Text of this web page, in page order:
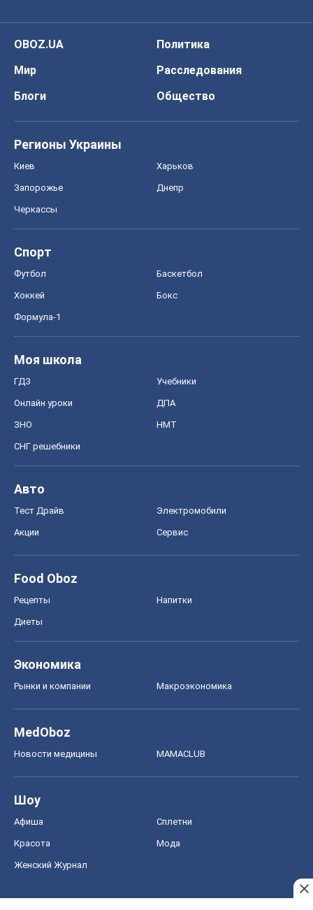
OBOZ.UA
Политика
Мир
Расследования
Блоги
Общество
Регионы Украины
Киев Харьков
Запорожье Днепр
Черкассы
Спорт
Футбол Баскетбол
Хоккей Бокс
Формула-1
Моя школа
ГДЗ Учебники
Онлайн уроки ДПА
ЗНО НМТ
СНГ решебники
Авто
Тест Драйв Электромобили
Акции Сервис
Food Oboz
Рецепты Напитки
Диеты
Экономика
Рынки и компании Mакроэкономика
MedOboz
Новости медицины MAMACLUB
Шоу
Афиша Сплетни
Красота Мода
Женский Журнал